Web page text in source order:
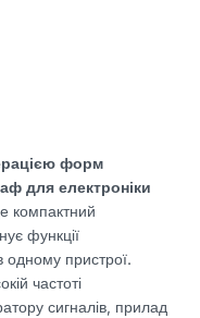
форм
для електроніки
компактний
функції
одному пристрої.
частоті
сигналів, прилад